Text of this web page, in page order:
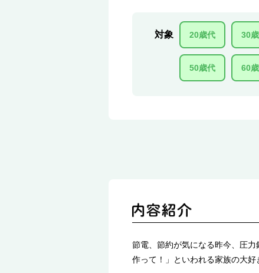
対象 20歳代 30
50歳代 60
節電、節約が気になる昨今、圧
作って！」といわれる家族の大